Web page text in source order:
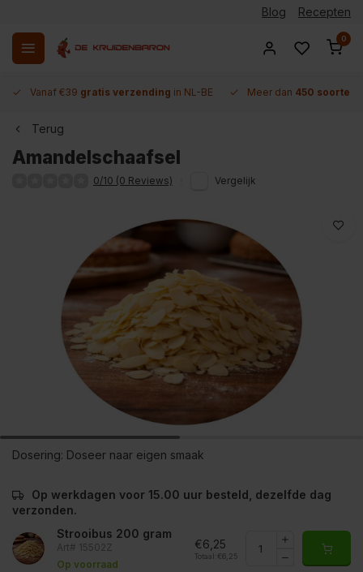
Blog Recepten
0
Vanaf €39 gratis verzending in NL-BE Meer dan 450 soorten
Terug
Amandelschaafsel
0/10 (0 Reviews) Vergelijk
Dosering: Doseer naar eigen smaak
Op werkdagen voor 15.00 uur besteld, dezelfde dag
verzonden.
Strooibus 200 gram
Art# 15502Z
Op voorraad
€6,25
Totaal: €6,25